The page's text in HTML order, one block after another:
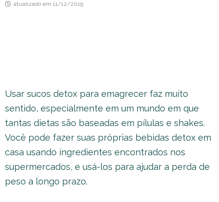
atualizado em 11/12/2019
Usar sucos detox para emagrecer faz muito
sentido, especialmente em um mundo em que
tantas dietas são baseadas em pílulas e shakes.
Você pode fazer suas próprias bebidas detox em
casa usando ingredientes encontrados nos
supermercados, e usá-los para ajudar a perda de
peso a longo prazo.